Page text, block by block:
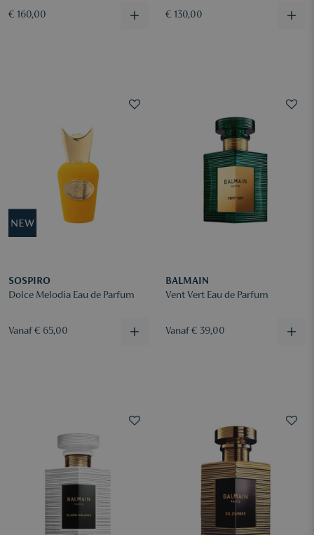
€ 160,00 € 130,00
SOSPIRO
Dolce Melodia Eau de Parfum
Vanaf € 65,00
BALMAIN
Vent Vert Eau de Parfum
Vanaf € 39,00